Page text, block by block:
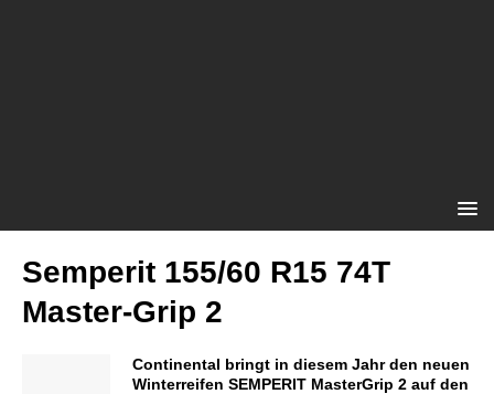
Semperit 155/60 R15 74T
Master-Grip 2
Continental bringt in diesem Jahr den neuen
Winterreifen SEMPERIT MasterGrip 2 auf den